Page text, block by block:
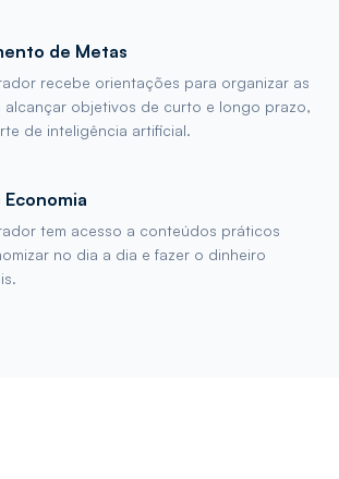
de Metas
recebe orientações para organizar as
alcançar objetivos de curto e longo prazo,
de inteligência artificial.
Economia
tem acesso a conteúdos práticos
no dia a dia e fazer o dinheiro